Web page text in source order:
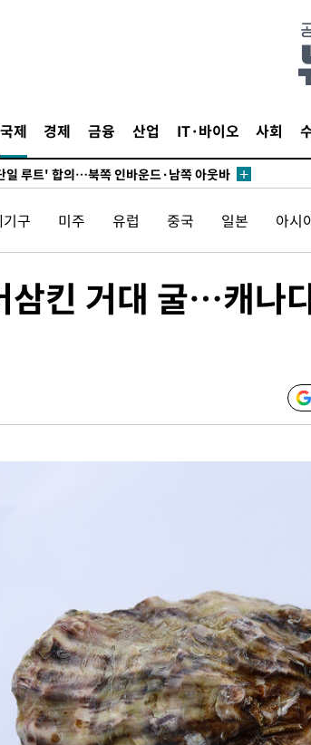
국제 경제 금융 산업 IT·바이오 사회
리드 첫 훈련…80명 식사 대접까지(종합)
2.3만개 순감하고 그 전 2개월 10.3만개
공급 기존 사고방식 매달리지 말고 과감히
도권 폭염중대경보, 폭염경보로 하향
들, 정원 초과 시 낮은 계급 임용…희망지 못
곳 소나기·강원 많은 비[내일날씨]
자매, 아제르바이잔 투란VC 입단
들여다보니…한국 축구 '5승 2무'
(0.36%) 내린 798.81마감
내린 1416.1원 마감
측…서울, 2018년 이후 첫 40도
리 7월에 2.3만 개 줄어…실업률은 4.1%로
공급 기존 사고방식 매달리지 말고 과감히
일 루트' 합의…북쪽 인바운드·남쪽 아웃바
도권 폭염중대경보, 폭염경보로 하향
피해' 안동·의성 관할 4개 면 특별재난지역
들, 정원 초과 시 낮은 계급 임용…희망지 못
구 미주 유럽 중국 일본 아시
삼킨 거대 굴…캐나